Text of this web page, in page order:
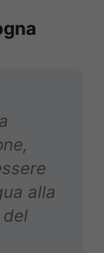
alla